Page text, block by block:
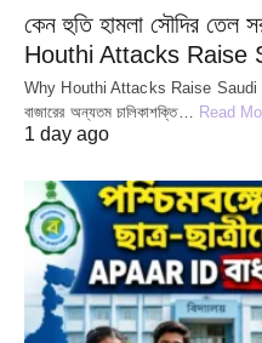
কেন হুতি হামলা সৌদির তেল
Houthi Attacks Raise
Why Houthi Attacks Raise Saudi
বাজারের অন্যতম চালিকাশক্তি…
Read
1 day ago